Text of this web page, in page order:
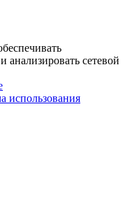
анализировать сетевой
использования